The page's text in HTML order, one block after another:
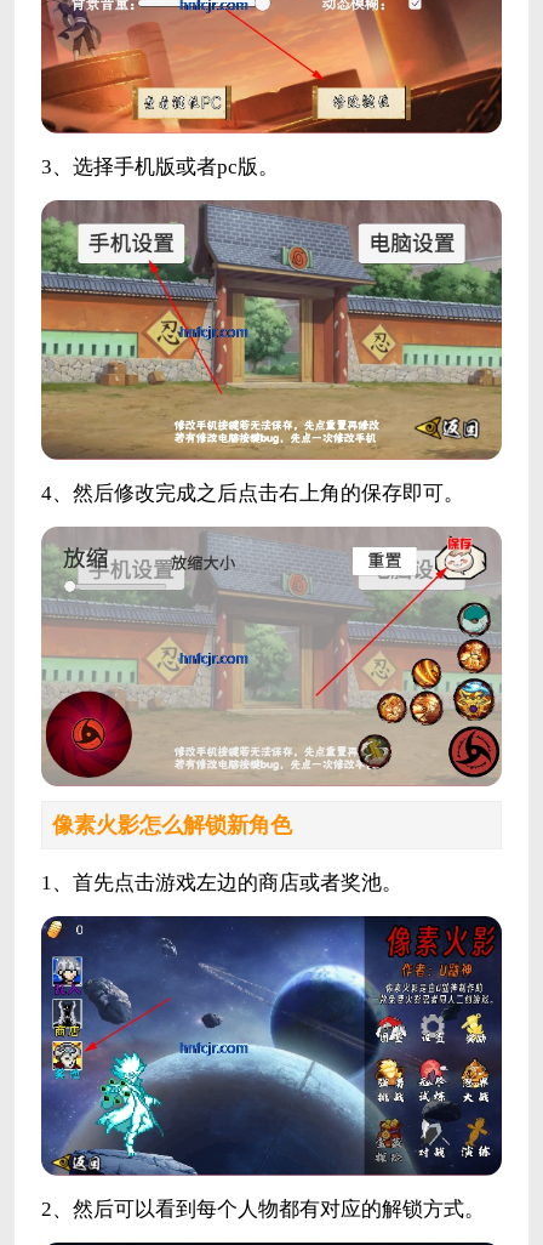
3、选择手机版或者pc版。
4、然后修改完成之后点击右上角的保存即可。
像素火影怎么解锁新角色
1、首先点击游戏左边的商店或者奖池。
2、然后可以看到每个人物都有对应的解锁方式。